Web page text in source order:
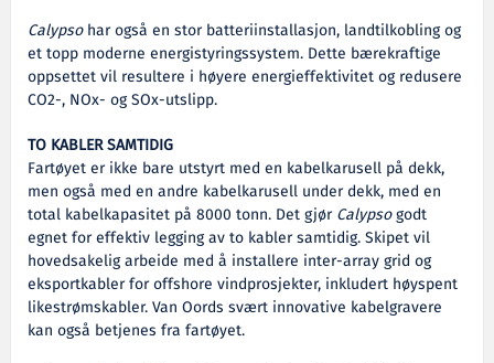
Calypsohar også en stor batteriinstallasjon, landtilkobling og
et topp moderne energistyringssystem. Dette bærekraftige
oppsettet vil resultere i høyere energieffektivitet og redusere
CO2-, NOx- og SOx-utslipp.
TO KABLER SAMTIDIG
Fartøyet er ikke bare utstyrt med en kabelkarusell på dekk,
men også med en andre kabelkarusell under dekk, med en
total kabelkapasitet på 8000 tonn. Det gjørCalypsogodt
egnet for effektiv legging av to kabler samtidig. Skipet vil
hovedsakelig arbeide med å installere inter-array grid og
eksportkabler for offshore vindprosjekter, inkludert høyspent
likestrømskabler. Van Oords svært innovative kabelgravere
kan også betjenes fra fartøyet.